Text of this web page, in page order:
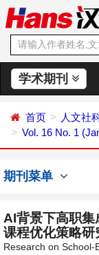
学术期刊
首页 人文社
Vol. 16 No. 1
期刊菜单
AI背景下高职集
课程优化策略研
Research on School-